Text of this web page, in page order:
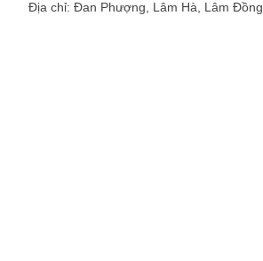
Địa chỉ:Đan Phượng, Lâm Hà, Lâm Đồng